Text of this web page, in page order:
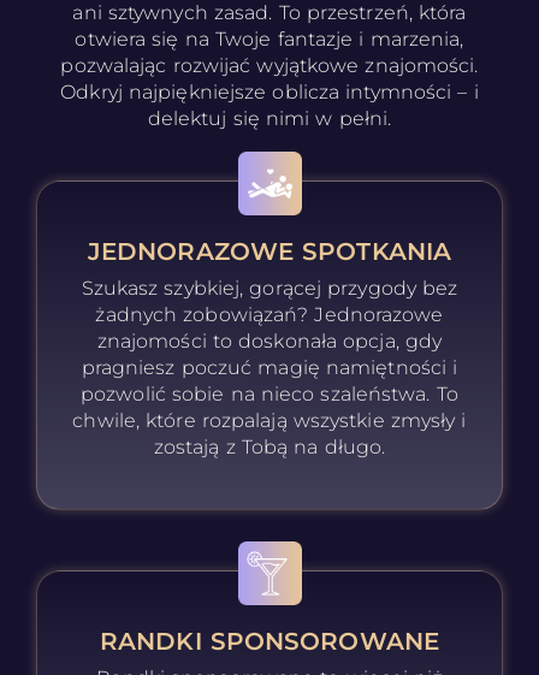
ani sztywnych zasad. To przestrzeń, która
otwiera się na Twoje fantazje i marzenia,
pozwalając rozwijać wyjątkowe znajomości.
Odkryj najpiękniejsze oblicza intymności – i
delektuj się nimi w pełni.
JEDNORAZOWE SPOTKANIA
Szukasz szybkiej, gorącej przygody bez
żadnych zobowiązań? Jednorazowe
znajomości to doskonała opcja, gdy
pragniesz poczuć magię namiętności i
pozwolić sobie na nieco szaleństwa. To
chwile, które rozpalają wszystkie zmysły i
zostają z Tobą na długo.
RANDKI SPONSOROWANE